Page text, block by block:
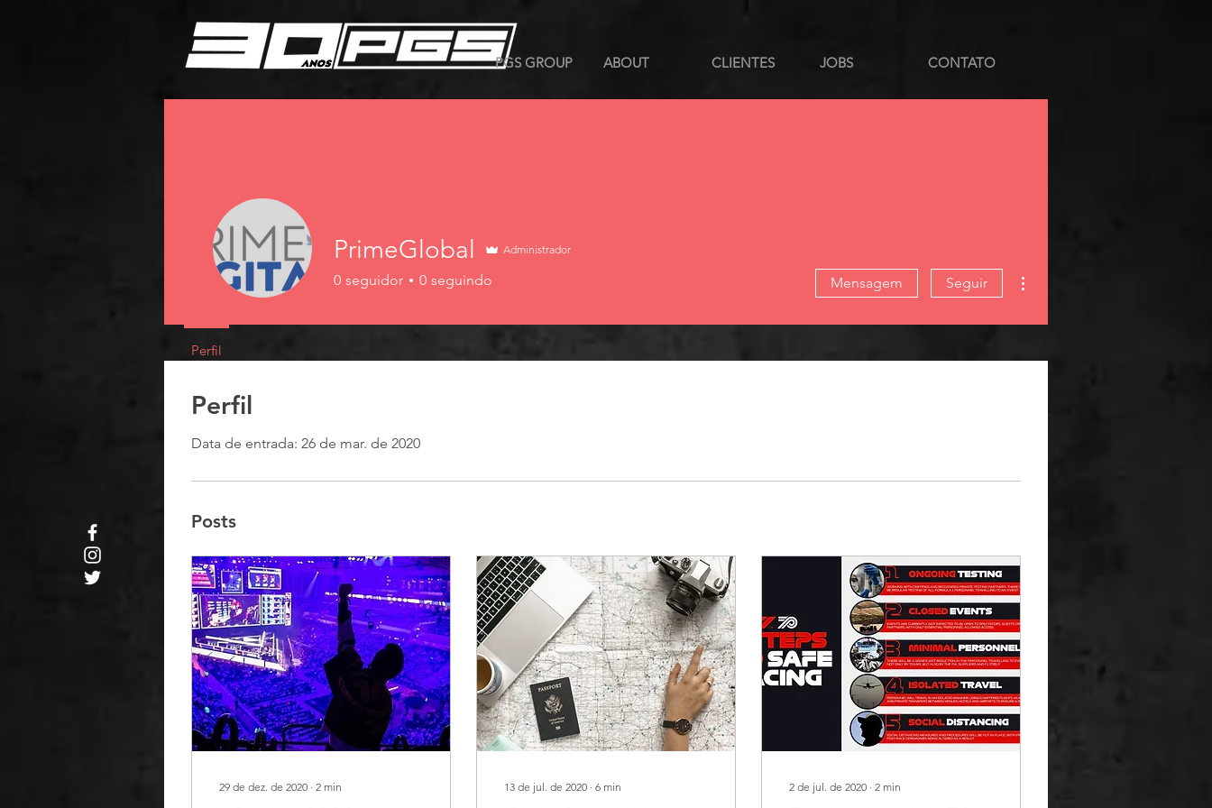
PGS GROUP ABOUT CLIENTES JOBS CONTATO
Perfil
Data de entrada: 26 de mar. de 2020
Posts
29 de dez. de 2020 ∙ 2 min 13 de jul. de 2020 ∙ 6 min 2 de jul. de 2020 ∙ 2 min
PrimeGlobal Administrador
0 seguidor 0 seguindo Mensagem Seguir
Perfil